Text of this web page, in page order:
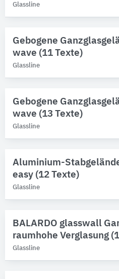
Glassline
Gebogene
wave (11 Texte)
Glassline
Gebogene
wave (13 Texte)
Glassline
Aluminium-
easy (12 Texte)
Glassline
BALARDO glasswall
raumhohe Verglasung
Glassline